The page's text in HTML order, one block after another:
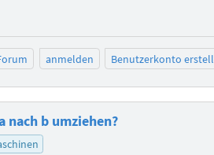
anmelden Benutzerkonto
nach b umziehen?